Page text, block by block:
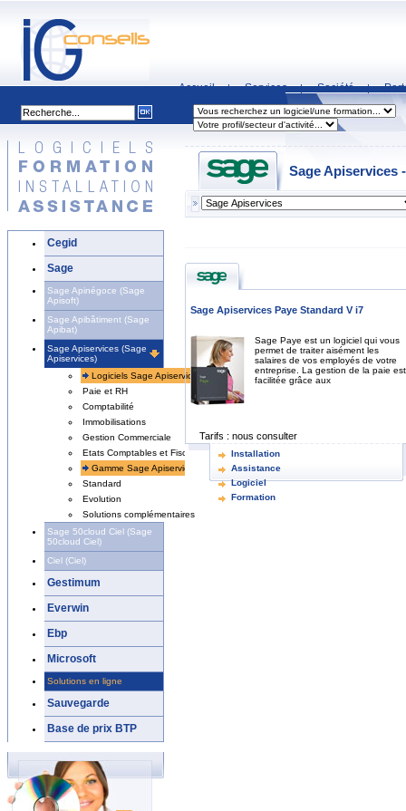
Accueil | Services | Société |
Cegid
Sage
Sage Apinégoce (Sage
Apisoft)
Sage Apibâtiment (Sage
Apibat)
Sage Apiservices (Sage
Apiservices)
Logiciels Sage Apiservices
Paie et RH
Comptabilité
Immobilisations
Gestion Commerciale
Etats Comptables et Fiscaux
Gamme Sage Apiservices
Standard
Evolution
Solutions complémentaires
Sage 50cloud Ciel (Sage
50cloud Ciel)
Ciel (Ciel)
Gestimum
Everwin
Ebp
Microsoft
Solutions en ligne
Sauvegarde
Base de prix BTP
Sage Apiservices
Sage Apiservices Paye Standard V i7
Sage Paye est un logiciel qui vous
permet de traiter aisément les
salaires de vos employés de votre
entreprise. La gestion de la paie est
facilitée grâce aux
Tarifs : nous consulter
Installation
Assistance
Logiciel
Formation